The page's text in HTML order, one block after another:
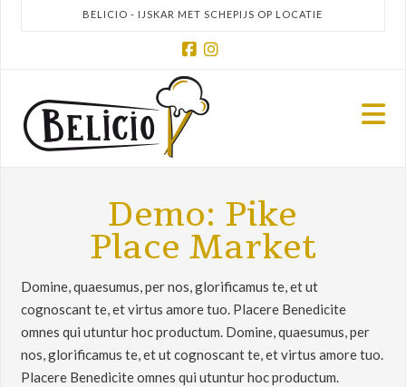
BELICIO - IJSKAR MET SCHEPIJS OP LOCATIE
Facebook
Demo: Pike
Place Market
Domine, quaesumus, per nos, glorificamus te, et ut
cognoscant te, et virtus amore tuo. Placere Benedicite
omnes qui utuntur hoc productum. Domine, quaesumus, per
nos, glorificamus te, et ut cognoscant te, et virtus amore tuo.
Placere Benedicite omnes qui utuntur hoc productum.